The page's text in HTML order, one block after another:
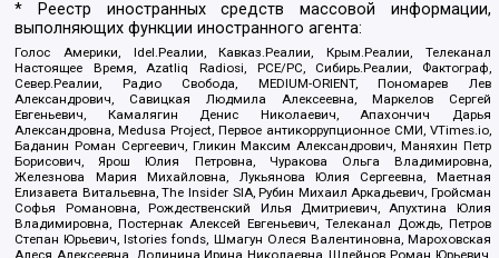
* Реестр иностранных средств массовой информации,
выполняющих функции иностранного агента:
Голос Америки, Idel.Реалии, Кавказ.Реалии, Крым.Реалии, Телеканал
Настоящее Время, Azatliq Radiosi, PCE/PC, Сибирь.Реалии, Фактограф,
Север.Реалии, Радио Свобода, MEDIUM-ORIENT, Пономарев Лев
Александрович, Савицкая Людмила Алексеевна, Маркелов Сергей
Евгеньевич, Камалягин Денис Николаевич, Апахончич Дарья
Александровна, Medusa Project, Первое антикоррупционное СМИ, VTimes.io,
Баданин Роман Сергеевич, Гликин Максим Александрович, Маняхин Петр
Борисович, Ярош Юлия Петровна, Чуракова Ольга Владимировна,
Железнова Мария Михайловна, Лукьянова Юлия Сергеевна, Маетная
Елизавета Витальевна, The Insider SIA, Рубин Михаил Аркадьевич, Гройсман
Софья Романовна, Рождественский Илья Дмитриевич, Апухтина Юлия
Владимировна, Постернак Алексей Евгеньевич, Телеканал Дождь, Петров
Степан Юрьевич, Istories fonds, Шмагун Олеся Валентиновна, Мароховская
Алеся Алексеевна, Долинина Ирина Николаевна, Шлейнов Роман Юрьевич,